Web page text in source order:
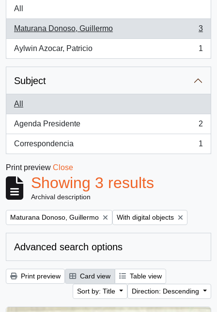
All
Maturana Donoso, Guillermo
, 3 results
3
Aylwin Azocar, Patricio
, 1 results
1
Subject
All
Agenda Presidente
, 2 results
2
Correspondencia
, 1 results
1
Print preview Close
Showing 3 results
Archival description
Remove filter:
Maturana Donoso, Guillermo Remove filter:
With digital objects
Advanced search options
Print preview Card view
Table view
Sort by: Title
Direction: Descending